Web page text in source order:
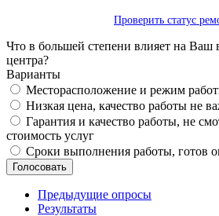
Проверить статус
Что в большей степени влияет на Ваш
центра?
Варианты
Месторасположение и режим
Низкая цена, качество работы не
Гарантия и качество работы, не
стоимость услуг
Сроки выполнения работы, готов
Предыдущие опросы
Результаты